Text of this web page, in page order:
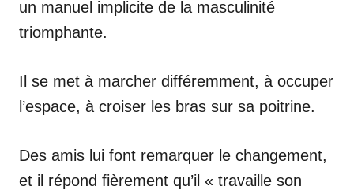
un manuel implicite de la masculinité
triomphante.
Il se met à marcher différemment, à occuper
l’espace, à croiser les bras sur sa poitrine.
Des amis lui font remarquer le changement,
et il répond fièrement qu’il « travaille son